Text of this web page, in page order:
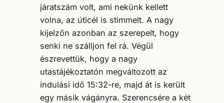
járatszám volt, ami nekünk kellett
volna, az úticél is stimmelt. A nagy
kijelzőn azonban az szerepelt, hogy
senki ne szálljon fel rá. Végül
észrevettük, hogy a nagy
utastájékoztatón megváltozott az
indulási idő 15:32-re, majd át is került
egy másik vágányra. Szerencsére a két